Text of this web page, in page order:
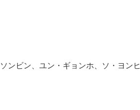
ンビン、ユン・ギョンホ、ソ・ヨンヒ